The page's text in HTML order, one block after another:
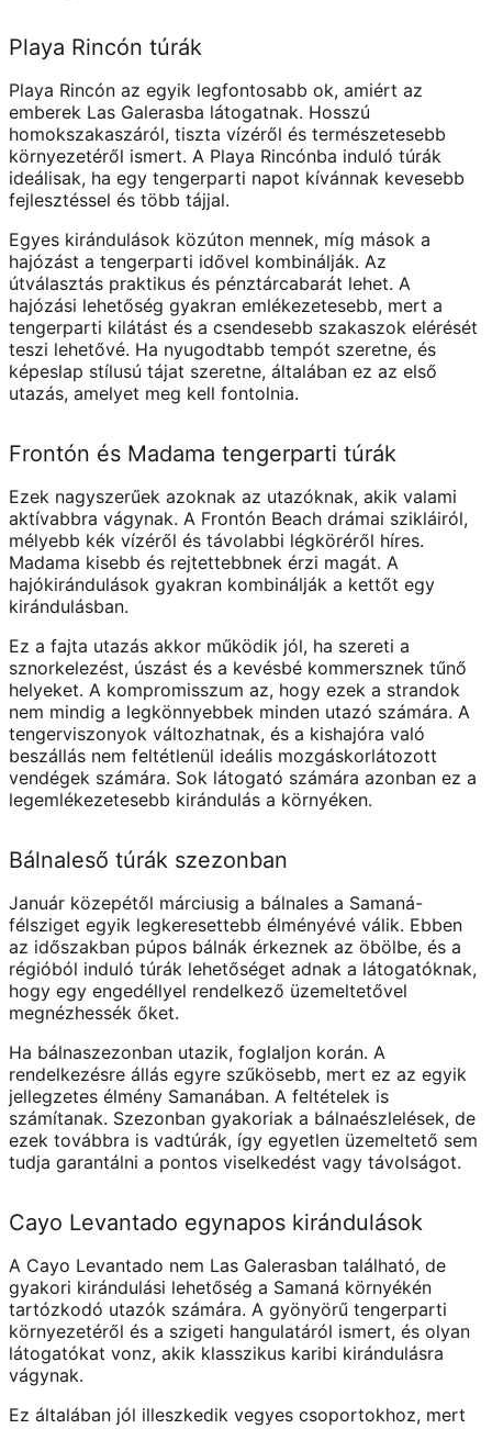
Playa Rincón túrák
Playa Rincón az egyik legfontosabb ok, amiért az
emberek Las Galerasba látogatnak. Hosszú
homokszakaszáról, tiszta vízéről és természetesebb
környezetéről ismert. A Playa Rincónba induló túrák
ideálisak, ha egy tengerparti napot kívánnak kevesebb
fejlesztéssel és több tájjal.
Egyes kirándulások közúton mennek, míg mások a
hajózást a tengerparti idővel kombinálják. Az
útválasztás praktikus és pénztárcabarát lehet. A
hajózási lehetőség gyakran emlékezetesebb, mert a
tengerparti kilátást és a csendesebb szakaszok elérését
teszi lehetővé. Ha nyugodtabb tempót szeretne, és
képeslap stílusú tájat szeretne, általában ez az első
utazás, amelyet meg kell fontolnia.
Frontón és Madama tengerparti túrák
Ezek nagyszerűek azoknak az utazóknak, akik valami
aktívabbra vágynak. A Frontón Beach drámai szikláiról,
mélyebb kék vízéről és távolabbi légköréről híres.
Madama kisebb és rejtettebbnek érzi magát. A
hajókirándulások gyakran kombinálják a kettőt egy
kirándulásban.
Ez a fajta utazás akkor működik jól, ha szereti a
sznorkelezést, úszást és a kevésbé kommersznek tűnő
helyeket. A kompromisszum az, hogy ezek a strandok
nem mindig a legkönnyebbek minden utazó számára. A
tengerviszonyok változhatnak, és a kishajóra való
beszállás nem feltétlenül ideális mozgáskorlátozott
vendégek számára. Sok látogató számára azonban ez a
legemlékezetesebb kirándulás a környéken.
Bálnaleső túrák szezonban
Január közepétől márciusig a bálnales a Samaná-
félsziget egyik legkeresettebb élményévé válik. Ebben
az időszakban púpos bálnák érkeznek az öbölbe, és a
régióból induló túrák lehetőséget adnak a látogatóknak,
hogy egy engedéllyel rendelkező üzemeltetővel
megnézhessék őket.
Ha bálnaszezonban utazik, foglaljon korán. A
rendelkezésre állás egyre szűkösebb, mert ez az egyik
jellegzetes élmény Samanában. A feltételek is
számítanak. Szezonban gyakoriak a bálnaészlelések, de
ezek továbbra is vadtúrák, így egyetlen üzemeltető sem
tudja garantálni a pontos viselkedést vagy távolságot.
Cayo Levantado egynapos kirándulások
A Cayo Levantado nem Las Galerasban található, de
gyakori kirándulási lehetőség a Samaná környékén
tartózkodó utazók számára. A gyönyörű tengerparti
környezetéről és a szigeti hangulatáról ismert, és olyan
látogatókat vonz, akik klasszikus karibi kirándulásra
vágynak.
Ez általában jól illeszkedik vegyes csoportokhoz, mert